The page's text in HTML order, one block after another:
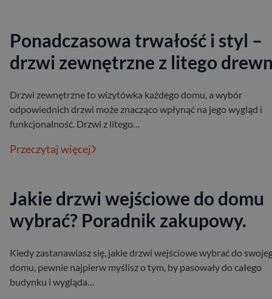
Ponadczasowa trwałość i styl –
drzwi zewnętrzne z litego
Drzwi zewnętrzne to wizytówka każdego domu, a wybór
odpowiednich drzwi może znacząco wpłynąć na jego wygląd i
funkcjonalność. Drzwi z litego…
Przeczytaj więcej
Jakie drzwi wejściowe do domu
wybrać? Poradnik zakupowy.
Kiedy zastanawiasz się, jakie drzwi wejściowe wybrać do
domu, pewnie najpierw myślisz o tym, by pasowały do całego
budynku i wygląda…